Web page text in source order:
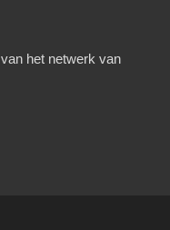
het netwerk van